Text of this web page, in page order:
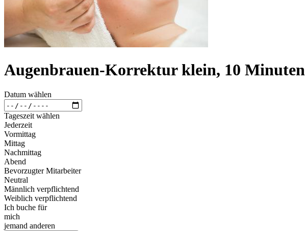
Augenbrauen-Korrektur klein, 10 Minuten
Datum wählen
Tageszeit wählen
Jederzeit
Vormittag
Mittag
Nachmittag
Abend
Bevorzugter Mitarbeiter
Neutral
Männlich verpflichtend
Weiblich verpflichtend
Ich buche für
mich
jemand anderen